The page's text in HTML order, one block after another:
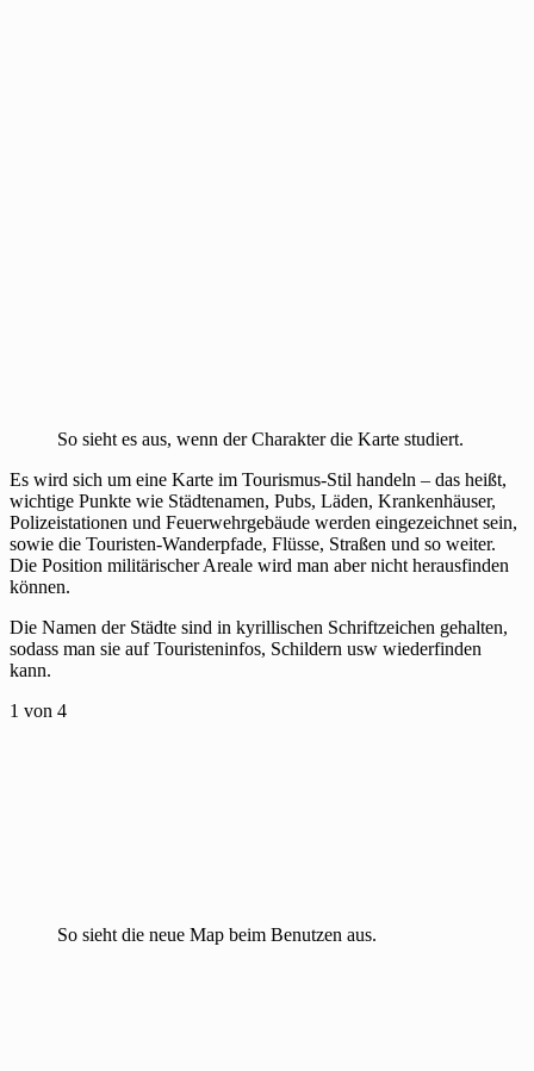
So sieht es aus, wenn der Charakter die Karte studiert.
Es wird sich um eine Karte im Tourismus-Stil handeln – das heißt,
wichtige Punkte wie Städtenamen, Pubs, Läden, Krankenhäuser,
Polizeistationen und Feuerwehrgebäude werden eingezeichnet sein,
sowie die Touristen-Wanderpfade, Flüsse, Straßen und so weiter.
Die Position militärischer Areale wird man aber nicht herausfinden
können.
Die Namen der Städte sind in kyrillischen Schriftzeichen gehalten,
sodass man sie auf Touristeninfos, Schildern usw wiederfinden
kann.
1 von 4
So sieht die neue Map beim Benutzen aus.